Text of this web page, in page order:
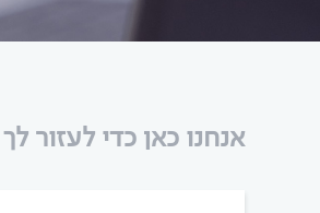
אנחנו כאן כדי לעזור לך